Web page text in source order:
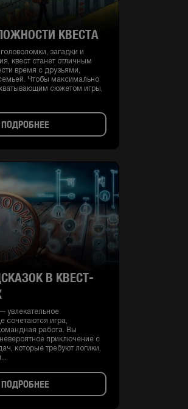
КВЕСТА
загадки и
квест станет отличным
время с друзьями,
Чтобы максимально
сюжетом игры,
ПОДРОБНЕЕ
В КВЕСТ-
увлекательное
сочетаются игра,
работа. Вы
приключение с
которые требуют логики,
ПОДРОБНЕЕ